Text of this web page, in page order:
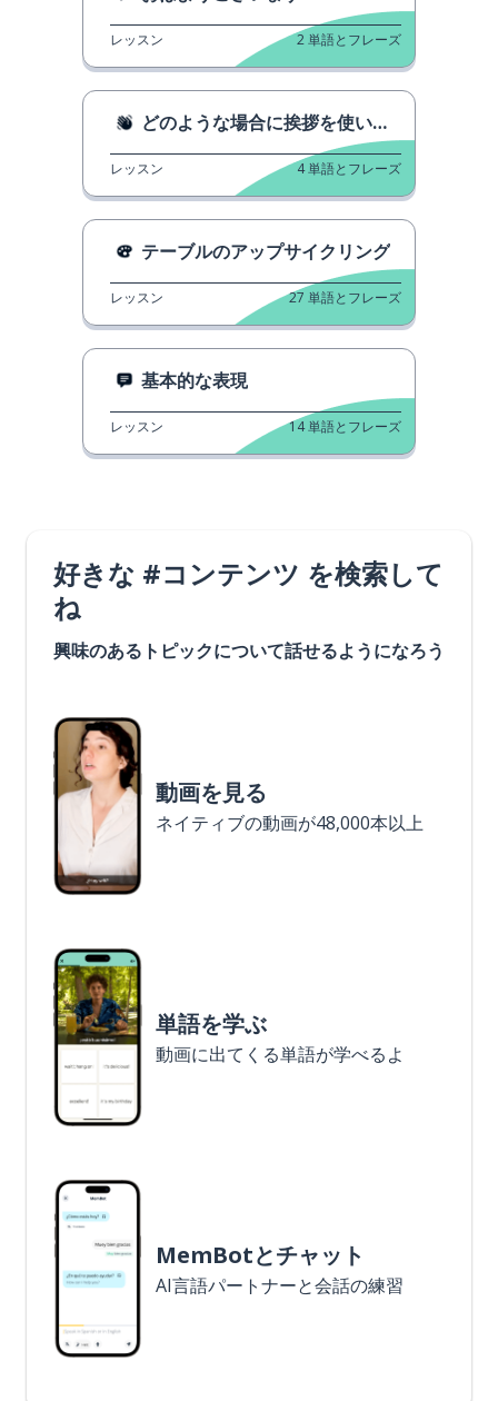
レッスン 2単語とフレーズ
どのような場合に挨拶を使い分けるか
レッスン 4単語とフレーズ
テーブルのアップサイクリング
レッスン 27 単語とフレーズ
基本的な表現
レッスン 14単語とフレーズ
好きな #コンテンツ を検索して
ね
興味のあるトピックについて話せるようになろう
動画を見る
ネイティブの動画が48,000本以上
単語を学ぶ
動画に出てくる単語が学べるよ
MemBotとチャット
AI言語パートナーと会話の練習